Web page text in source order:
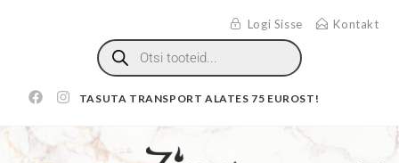
Logi Sisse Kontakt
TASUTA TRANSPORT ALATES 75 EUROST!